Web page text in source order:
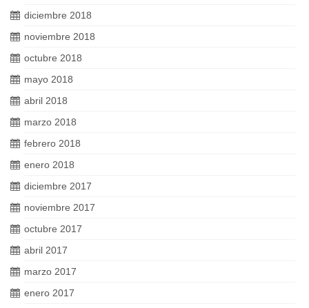
diciembre 2018
noviembre 2018
octubre 2018
mayo 2018
abril 2018
marzo 2018
febrero 2018
enero 2018
diciembre 2017
noviembre 2017
octubre 2017
abril 2017
marzo 2017
enero 2017